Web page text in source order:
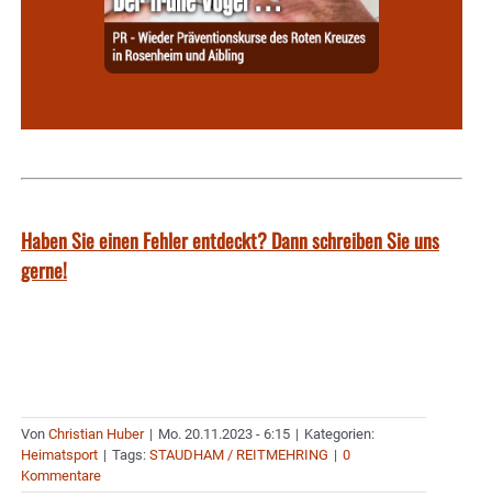
Haben Sie einen Fehler entdeckt? Dann schreiben Sie uns
gerne!
Von Christian Huber | Mo. 20.11.2023 - 6:15 | Kategorien:
Heimatsport | Tags: STAUDHAM / REITMEHRING | 0
Kommentare